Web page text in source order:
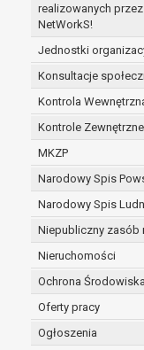
realizowanych
NetWorkS!
Jednostki
Konsultacje
Kontrola
Kontrole Zewnętrzne
MKZP
Narodowy Spis
Narodowy Spis
Niepubliczny zasób
Nieruchomości
Ochrona Środowiska
Oferty pracy
Ogłoszenia
danych po
czasu
Ponadto w
dane
umowy o
danego
dokumentacji
W związku z
Pani/Panu:
prawo
RODO;